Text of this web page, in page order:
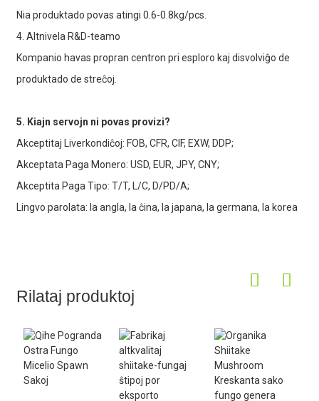
Nia produktado povas atingi 0.6-0.8kg/pcs.
4. Altnivela R&D-teamo
Kompanio havas propran centron pri esploro kaj disvolviĝo de
produktado de streĉoj.
5. Kiajn servojn ni povas provizi?
Akceptitaj Liverkondiĉoj: FOB, CFR, CIF, EXW, DDP;
Akceptata Paga Monero: USD, EUR, JPY, CNY;
Akceptita Paga Tipo: T/T, L/C, D/PD/A;
Lingvo parolata: la angla, la ĉina, la japana, la germana, la korea
Rilataj produktoj